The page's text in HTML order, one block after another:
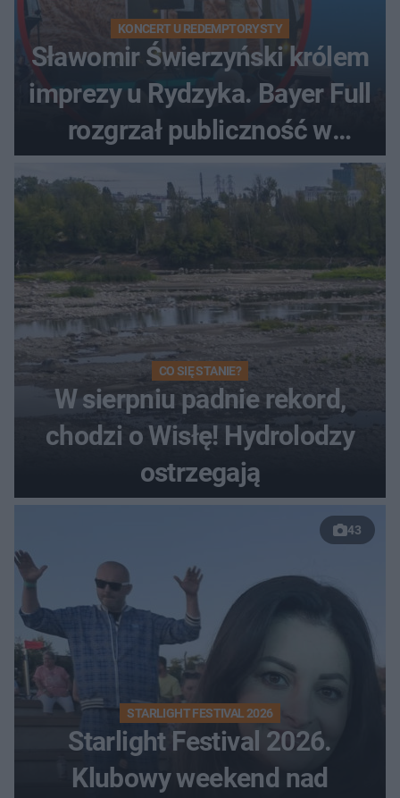
KONCERT U REDEMPTORYSTY
Sławomir Świerzyński królem
imprezy u Rydzyka. Bayer Full
rozgrzał publiczność w
Toruniu
CO SIĘ STANIE?
W sierpniu padnie rekord,
chodzi o Wisłę! Hydrolodzy
ostrzegają
43
STARLIGHT FESTIVAL 2026
Starlight Festival 2026.
Klubowy weekend nad